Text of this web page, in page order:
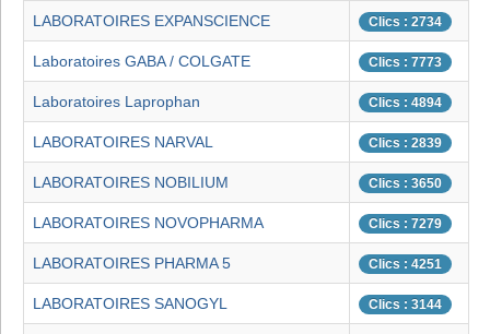
LABORATOIRES EXPANSCIENCE Clics : 2734
Laboratoires GABA / COLGATE Clics : 7773
Laboratoires Laprophan Clics : 4894
LABORATOIRES NARVAL Clics : 2839
LABORATOIRES NOBILIUM Clics : 3650
LABORATOIRES NOVOPHARMA Clics : 7279
LABORATOIRES PHARMA 5 Clics : 4251
LABORATOIRES SANOGYL Clics : 3144